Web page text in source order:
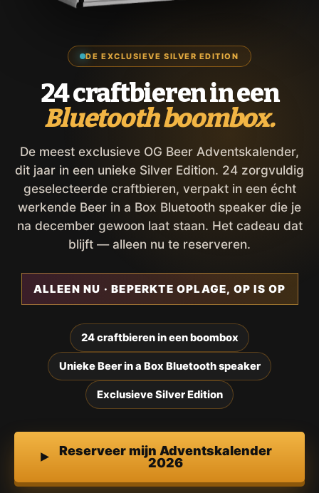
DE EXCLUSIEVE SILVER EDITION
24 craftbieren in een
Bluetooth boombox.
De meest exclusieve OG Beer Adventskalender,
dit jaar in een unieke Silver Edition. 24 zorgvuldig
geselecteerde craftbieren, verpakt in een écht
werkende Beer in a Box Bluetooth speaker die je
na december gewoon laat staan. Het cadeau dat
blijft — alleen nu te reserveren.
ALLEEN NU · BEPERKTE OPLAGE, OP IS OP
24 craftbieren in een boombox
Unieke Beer in a Box Bluetooth speaker
Exclusieve Silver Edition
Reserveer mijn Adventskalender
2026